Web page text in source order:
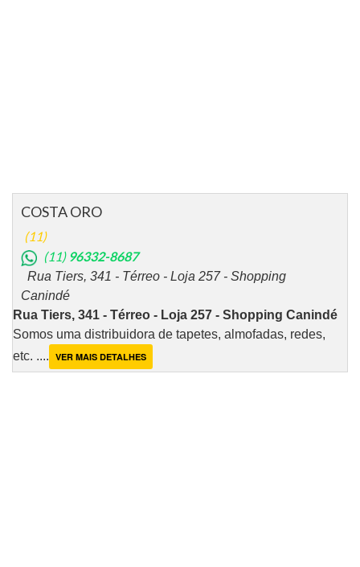
COSTA ORO
(11)
(11) 96332-8687
Rua Tiers, 341 - Térreo - Loja 257 - Shopping
Canindé
Rua Tiers, 341 - Térreo - Loja 257 - Shopping Canindé
Somos uma distribuidora de tapetes, almofadas, redes,
etc. .... VER MAIS DETALHES